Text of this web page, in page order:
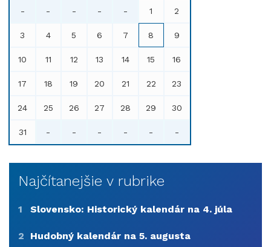
- - - - - 1 2
3 4 5 6 7 8 9
10 11 12 13 14 15 16
17 18 19 20 21 22 23
24 25 26 27 28 29 30
31 - - - - - -
Najčítanejšie v rubrike
1 Slovensko: Historický kalendár na 4. júla
2 Hudobný kalendár na 5. augusta